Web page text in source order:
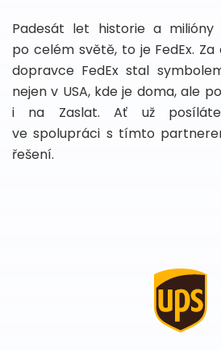
Padesát let historie a milióny
po celém světě, to je FedEx.
dopravce FedEx stal
nejen v USA, kde je doma, ale
i na Zaslat. Ať už posíláte
ve spolupráci s tímto
řešení.